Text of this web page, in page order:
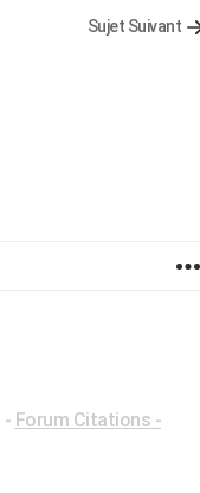
Sujet Suivant
- Forum Citations -